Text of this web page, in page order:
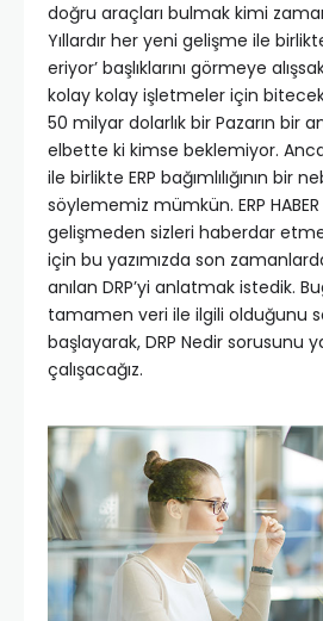
doğru araçları bulmak kimi
Yıllardır her yeni gelişme ile
eriyor’ başlıklarını görmeye
kolay kolay işletmeler için
50 milyar dolarlık bir Pazarın bir
elbette ki kimse beklemiyor.
ile birlikte ERP bağımlılığının bir
söylememiz mümkün. ERP
gelişmeden sizleri haberdar
için bu yazımızda son
anılan DRP’yi anlatmak istedik.
tamamen veri ile ilgili olduğunu
başlayarak, DRP Nedir sorusunu
çalışacağız.